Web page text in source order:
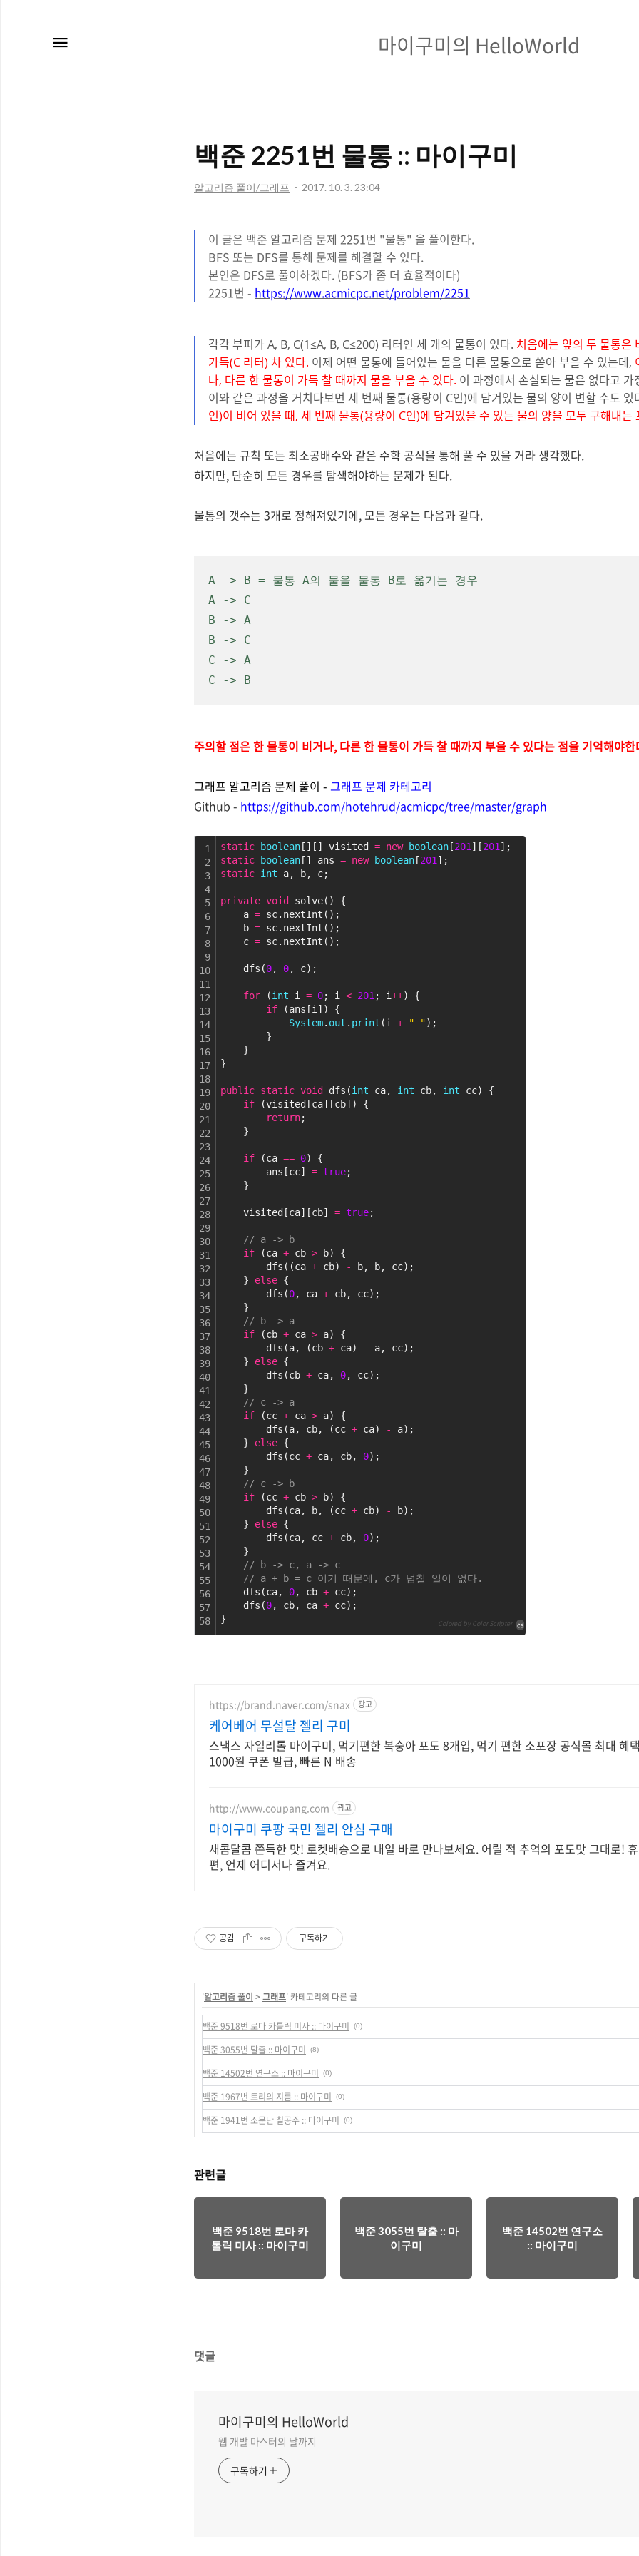
이
의
HelloWorld
마이구미의 HelloWorld
백준 2251번 물통 :: 마이구미
알고리즘 풀이/그래프 2017. 10. 3. 23:04
이 글은 백준 알고리즘 문제 2251번 "물통" 을 풀이한다.
BFS 또는 DFS를 통해 문제를 해결할 수 있다.
본인은 DFS로 풀이하겠다. (BFS가 좀 더 효율적이다)
2251번 - https://www.acmicpc.net/problem/2251
각각 부피가 A, B, C(1≤A, B, C≤200) 리터인 세 개의 물통이 있다. 처음에는 앞의 두 물통은
가득(C 리터) 차 있다. 이제 어떤 물통에 들어있는 물을 다른 물통으로 쏟아 부을 수 있는데,
나, 다른 한 물통이 가득 찰 때까지 물을 부을 수 있다. 이 과정에서 손실되는 물은 없다고 가
이와 같은 과정을 거치다보면 세 번째 물통(용량이 C인)에 담겨있는 물의 양이 변할 수도
인)이 비어 있을 때, 세 번째 물통(용량이 C인)에 담겨있을 수 있는 물의 양을 모두 구해내는
처음에는 규칙 또는 최소공배수와 같은 수학 공식을 통해 풀 수 있을 거라 생각했다.
하지만, 단순히 모든 경우를 탐색해야하는 문제가 된다.
물통의 갯수는 3개로 정해져있기에, 모든 경우는 다음과 같다.
A -> B = 물통 A의 물을 물통 B로 옮기는 경우
A -> C
B -> A
B -> C
C -> A
C -> B
주의할 점은 한 물통이 비거나, 다른 한 물통이 가득 찰 때까지 부을 수 있다는 점을 기억해야한
그래프 알고리즘 문제 풀이 - 그래프 문제 카테고리
Github - https://github.com/hotehrud/acmicpc/tree/master/graph
1
2
3
4
5
6
7
8
9
10
11
12
13
14
15
16
17
18
19
20
21
22
23
24
25
26
27
28
29
30
31
32
33
34
35
36
37
38
39
40
41
42
43
44
45
46
47
48
49
50
51
52
53
54
55
56
57
58
static boolean [][] visited = new boolean [201 ][201 ];
static
boolean [] ans = new boolean [201 ];
static int a, b, c;
private void
solve() {
a = sc.nextInt();
b = sc.nextInt();
c = sc.nextInt();
dfs(0, 0, c);
for (int i = 0; i < 201 ; i++) {
if (ans[i]) {
System. out . print (i + " ");
}
}
}
public static void dfs(int ca, int cb, int cc) {
if (visited[ca][cb]) {
return;
}
if (ca == 0) {
ans[cc] = true;
}
visited[ca][cb] = true;
// a -> b
if (ca + cb > b) {
dfs((ca + cb) -
b, b, cc);
} else {
dfs(0, ca + cb, cc);
}
// b -> a
if (cb + ca > a) {
dfs(a, (cb + ca) -
a, cc);
} else {
dfs(cb + ca, 0, cc);
}
// c -> a
if (cc + ca > a) {
dfs(a, cb, (cc + ca) -
a);
} else {
dfs(cc + ca, cb, 0);
}
// c -> b
if (cc + cb > b) {
dfs(ca, b, (cc + cb) -
b);
} else {
dfs(ca, cc + cb, 0);
}
// b -> c, a -> c
// a + b = c 이기 때문에, c가 넘칠 일이 없다.
dfs(ca, 0, cb + cc);
dfs(0, cb, ca + cc);
}
Colored by Color Scripter cs
https://brand.naver.com/snax 광고
케어베어 무설달 젤리 구미
스낵스 자일리톨 마이구미, 먹기편한 복숭아 포도 8개입, 먹기 편한 소포장 공식몰 최대 혜
1000원 쿠폰 발급, 빠른 N 배송
http://www.coupang.com 광고
마이구미 쿠팡 국민 젤리 안심 구매
새콤달콤 쫀득한 맛! 로켓배송으로 내일 바로 만나보세요. 어릴 적 추억의 포도맛 그대로!
편, 언제 어디서나 즐겨요.
공감 구독하기
'알고리즘 풀이 > 그래프' 카테고리의 다른 글
백준 9518번 로마 카톨릭 미사 :: 마이구미 (0)
백준 3055번 탈출 :: 마이구미 (8)
백준 14502번 연구소 :: 마이구미 (0)
백준 1967번 트리의 지름 :: 마이구미 (0)
백준 1941번 소문난 칠공주 :: 마이구미 (0)
관련글
백준 9518번 로마 카
톨릭 미사 :: 마이구미
백준 3055번 탈출 :: 마
이구미
백준 14502번 연구소
:: 마이구미
댓글
마이구미의 HelloWorld
웹 개발 마스터의 날까지
구독하기